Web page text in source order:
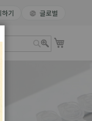
하기 글로벌